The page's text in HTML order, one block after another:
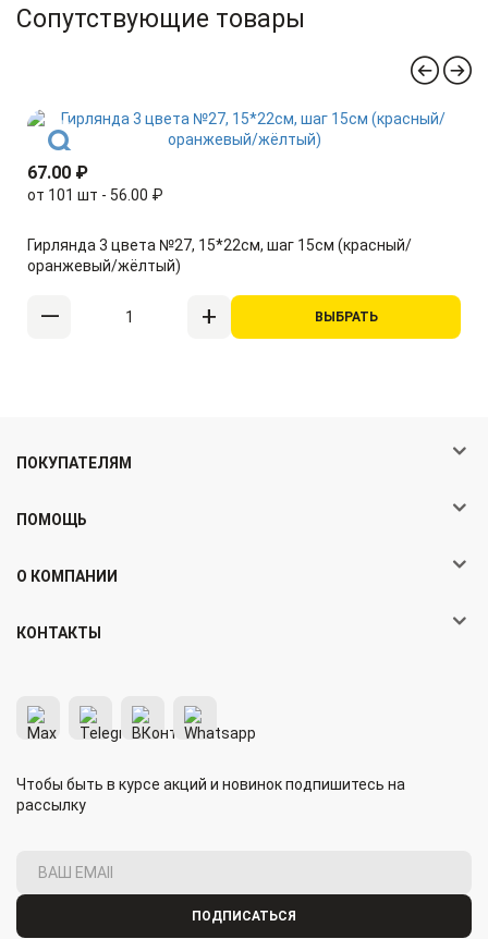
Сопутствующие товары
67.00 ₽
от 101 шт - 56.00 ₽
Гирлянда 3 цвета №27, 15*22см, шаг 15см (красный/
оранжевый/жёлтый)
ВЫБРАТЬ
КОНТАКТЫ
ПОКУПАТЕЛЯМ
ПОМОЩЬ
О КОМПАНИИ
Чтобы быть в курсе акций и новинок подпишитесь на
рассылку
ПОДПИСАТЬСЯ